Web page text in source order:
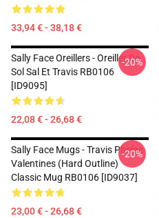
33,94 € - 38,18 €
Sally Face Oreillers - Oreiller De
Sol Sal Et Travis RB0106
[ID9095]
22,08 € - 26,68 €
-20%
Sally Face Mugs - Travis Phelps
Valentines (Hard Outline)
Classic Mug RB0106 [ID9037]
23,00 € - 26,68 €
-20%